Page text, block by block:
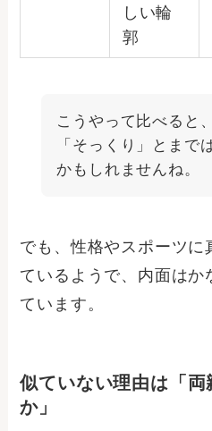
しい輪
郭
こうやって比べると
「そっくり」とまで
かもしれませんね。
でも、性格やスポーツに
ているようで、内面は
ています。
似ていない理由は「両
か」